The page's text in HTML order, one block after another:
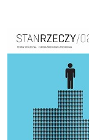
Cover image